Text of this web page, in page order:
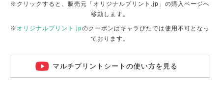
※クリックすると、販売元「オリジナルプリント.jp」の購入ページへ
移動します。
※ オリジナルプリント.jpのクーポンはキャラぴたでは使用不可となっ
ております。
マルチプリントシートの使い方を見る